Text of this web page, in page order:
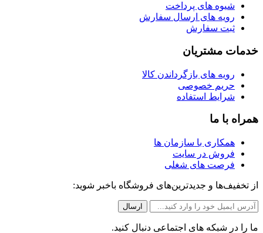
شیوه های پرداخت
رویه های ارسال سفارش
ثبت سفارش
خدمات مشتریان
رویه های بازگرداندن کالا
حریم خصوصی
شرایط استفاده
همراه با ما
همکاری با سازمان ها
فروش در سایت
فرصت های شغلی
از تخفیف‌ها و جدیدترین‌های فروشگاه باخبر شوید:
ما را در شبکه های اجتماعی دنبال کنید.